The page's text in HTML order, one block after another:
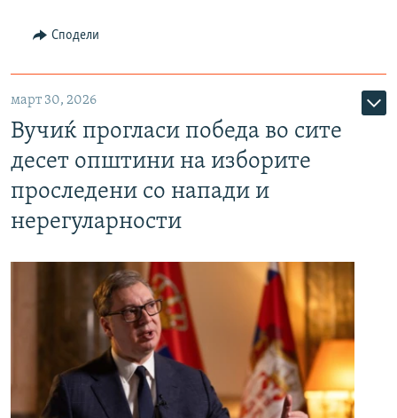
Сподели
март 30, 2026
Вучиќ прогласи победа во сите
десет општини на изборите
проследени со напади и
нерегуларности